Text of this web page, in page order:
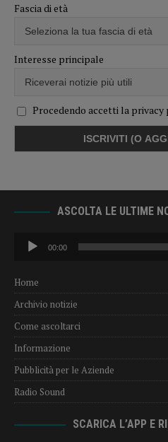
Fascia di età
Interesse principale
Procedendo accetti la privacy
ASCOLTA LE ULTIME
Audio
Player
00:00
Home
Archivio notizie
Come ascoltarci
Informazione
Pubblicità per le Aziende
Radio Sound
SCARICA L’APP E